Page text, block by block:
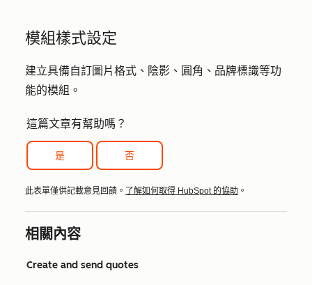
模組樣式設定
建立具備自訂圖片格式、陰影、圓角、品牌標識等功
能的模組。
這篇文章有幫助嗎？
是 否
此表單僅供記載意見回饋。 了解如何取得 HubSpot 的協助 。
相關內容
Create and send quotes